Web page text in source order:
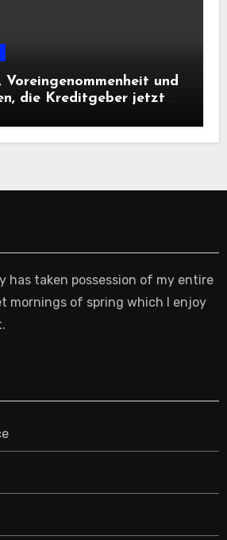
Voreingenommenheit und
die Kreditgeber jetzt
has taken possession of my entire
mornings of spring which I enjoy